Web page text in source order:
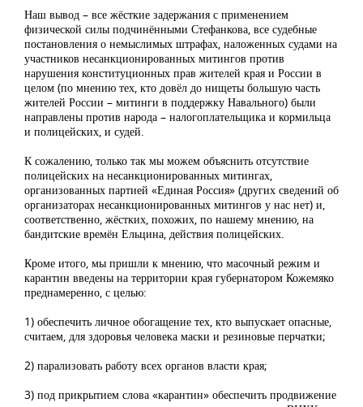
Наш вывод – все жёсткие задержания с применением
физической силы подчинёнными Стефанкова, все судебные
постановления о немыслимых штрафах, наложенных судами на
участников несанкционированных митингов против
нарушения конституционных прав жителей края и России в
целом (по мнению тех, кто довёл до нищеты большую часть
жителей России – митинги в поддержку Навального) были
направлены против народа – налогоплательщика и кормильца
и полицейских, и судей.
К сожалению, только так мы можем объяснить отсутствие
полицейских на несанкционированных митингах,
организованных партией «Единая Россия» (других сведений об
организаторах несанкционированных митингов у нас нет) и,
соответственно, жёстких, похожих, по нашему мнению, на
бандитские времён Ельцина, действия полицейских.
Кроме итого, мы пришли к мнению, что масочный режим и
карантин введены на территории края губернатором Кожемяко
преднамеренно, с целью:
1) обеспечить личное обогащение тех, кто выпускает опасные,
считаем, для здоровья человека маски и резиновые перчатки;
2) парализовать работу всех органов власти края;
3) под прикрытием слова «карантин» обеспечить продвижение